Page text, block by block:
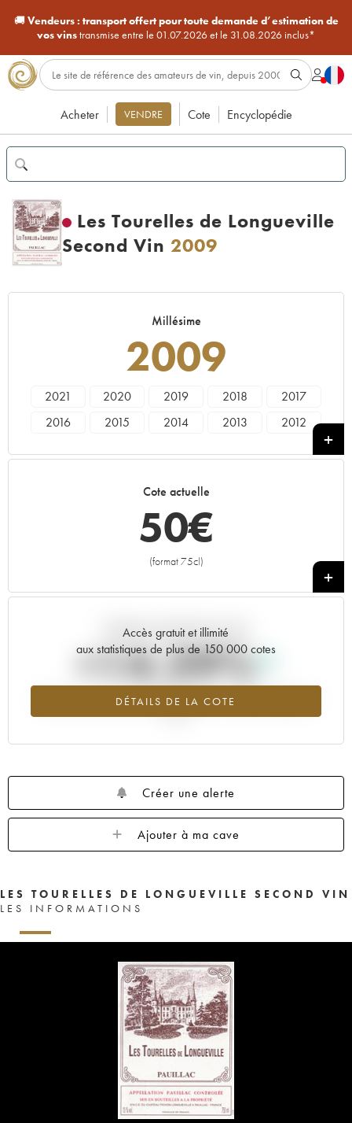
🚚Vendeurs : transport offert pour toute demande d’estimation de
vos vinstransmise entre le 01.07.2026 et le 31.08.2026 inclus*
Acheter VENDRE Cote Encyclopédie
Les Tourelles de Longueville
Second Vin 2009
Millésime
2009
2021 2020 2019 2018
2017
2016
2015 2014 2013
2012
1999
1994
Cote actuelle
50€
(format 75cl)
+
Accès gratuit et illimité
aux statistiques de plus de 150 000 cotes
DÉTAILS DE LA COTE
Tendance actuelle de la cote
+14.29%
Tendance à la hausse du millésime 2009 en 2026 par rapport à
Créer une alerte
Ajouter à ma cave
LES TOURELLES DE LONGUEVILLE SECOND VIN
LES INFORMATIONS